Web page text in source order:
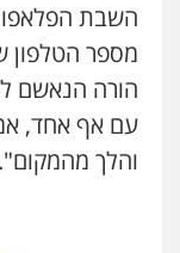
השבת
מספר הטלפון
הורה הנאשם
עם אף אחד,
והלך מהמקום".